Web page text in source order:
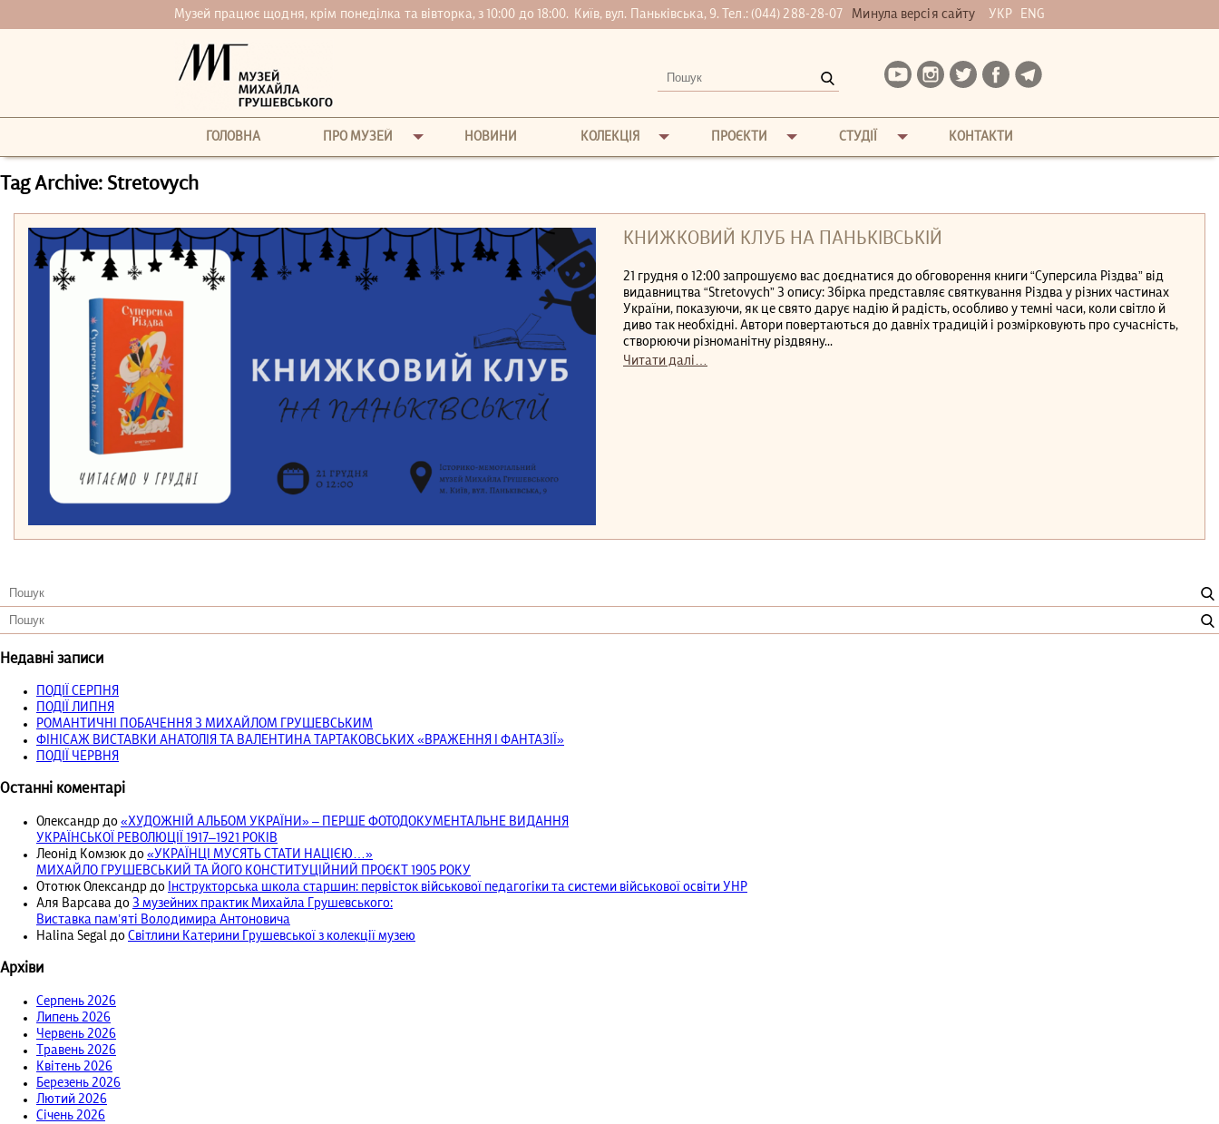
Музей працює щодня, крім понеділка та вівторка, з 10:00 до 18:00. Київ, вул. Паньківська, 9. Тел.:(044) 288-28-07 Минула версія сайту УКР ENG
ГОЛОВНА ПРО МУЗЕЙ НОВИНИ КОЛЕКЦІЯ ПРОЄКТИ СТУДІЇ КОНТАКТИ
Tag Archive: Stretovych
КНИЖКОВИЙ КЛУБ НА ПАНЬКІВСЬКІЙ
21 грудня о 12:00 запрошуємо вас доєднатися до обговорення книги “Суперсила Різдва” від
видавництва “Stretovych” З опису: Збірка представляє святкування Різдва у різних частинах
України, показуючи, як це свято дарує надію й радість, особливо у темні часи, коли світло й
диво так необхідні. Автори повертаються до давніх традицій і розмірковують про сучасність,
створюючи різноманітну різдвяну...
Читати далі…
Недавні записи
ПОДІЇ СЕРПНЯ
ПОДІЇ ЛИПНЯ
РОМАНТИЧНІ ПОБАЧЕННЯ З МИХАЙЛОМ ГРУШЕВСЬКИМ
ФІНІСАЖ ВИСТАВКИ АНАТОЛІЯ ТА ВАЛЕНТИНА ТАРТАКОВСЬКИХ «ВРАЖЕННЯ І ФАНТАЗІЇ»
ПОДІЇ ЧЕРВНЯ
Останні коментарі
Олександр до «ХУДОЖНІЙ АЛЬБОМ УКРАЇНИ» – ПЕРШЕ ФОТОДОКУМЕНТАЛЬНЕ ВИДАННЯ
УКРАЇНСЬКОЇ РЕВОЛЮЦІЇ 1917‒1921 РОКІВ
Леонід Комзюк до «УКРАЇНЦІ МУСЯТЬ СТАТИ НАЦІЄЮ…»
МИХАЙЛО ГРУШЕВСЬКИЙ ТА ЙОГО КОНСТИТУЦІЙНИЙ ПРОЄКТ 1905 РОКУ
Ототюк Олександр до Інструкторська школа старшин: первісток військової педагогіки та системи військової освіти УНР
Аля Варсава до З музейних практик Михайла Грушевського:
Виставка пам’яті Володимира Антоновича
Halina Segal
до Світлини Катерини Грушевської з колекції музею
Архіви
Серпень 2026
Липень 2026
Червень 2026
Травень 2026
Квітень 2026
Березень 2026
Лютий 2026
Січень 2026